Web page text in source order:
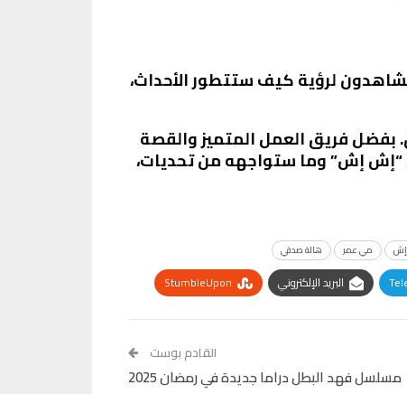
لرؤية كيف ستتطور الأحداث،
بفضل فريق العمل المتميز والقصة
سيكون من المثير متابعة رحلة “إش إش” وما ستواجهه من تحديات،
مي عمر هالة صدقي
البريد الإلكتروني
StumbleUpon
القادم بوست
مسلسل فهد البطل دراما جديدة في رمضان 2025